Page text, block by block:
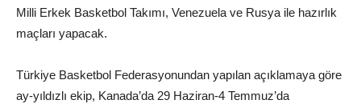
Milli Erkek Basketbol Takımı, Venezuela ve Rusya ile hazırlık
maçları yapacak.
Türkiye Basketbol Federasyonundan yapılan açıklamaya göre
ay-yıldızlı ekip, Kanada’da 29 Haziran-4 Temmuz’da